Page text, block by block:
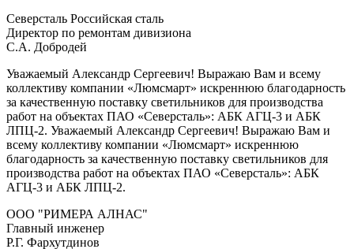
Северсталь Российская сталь
Директор по ремонтам дивизиона
C.А. Добродей
Уважаемый Александр Сергеевич! Выражаю Вам и всему
коллективу компании «Люмсмарт» искреннюю благодарность
за качественную поставку светильников для производства
работ на объектах ПАО «Северсталь»: АБК АГЦ-3 и АБК
ЛПЦ-2. Уважаемый Александр Сергеевич! Выражаю Вам и
всему коллективу компании «Люмсмарт» искреннюю
благодарность за качественную поставку светильников для
производства работ на объектах ПАО «Северсталь»: АБК
АГЦ-3 и АБК ЛПЦ-2.
ООО "РИМЕРА АЛНАС"
Главный инженер
Р.Г. Фархутдинов